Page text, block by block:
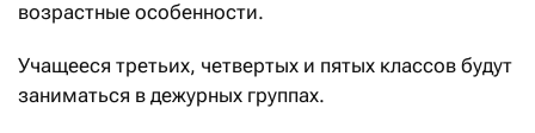
возрастные особенности.
Учащееся третьих, четвертых и пятых классов будут
заниматься в дежурных группах.